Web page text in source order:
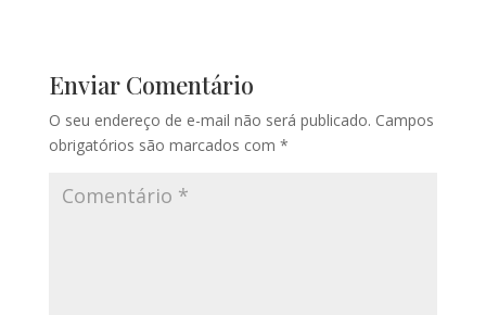
Enviar Comentário
O seu endereço de e-mail não será publicado. Campos
obrigatórios são marcados com *